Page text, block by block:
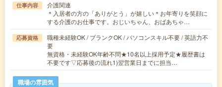
仕事内容
介護関連
＊入居者の方の「ありがとう」が嬉しい＊お年寄りを笑顔に
する介護のお仕事です。おじいちゃん、おばあちゃ…
応募資格
職種未経験OK / ブランクOK / パソコンスキル不要 / 英語力不
要
無資格・未経験OK年齢不問★10名以上採用予定★履歴書は
不要です▽応募後の流れ1)翌営業日までに担当…
職場の雰囲気